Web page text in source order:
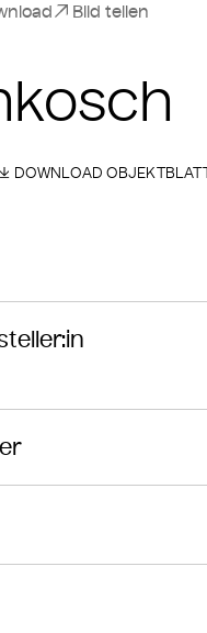
Bild teilen
DOWNLOAD